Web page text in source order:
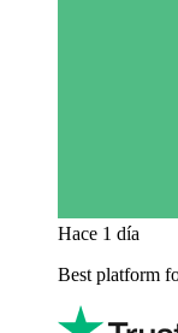
Hace 1 día
Best platform